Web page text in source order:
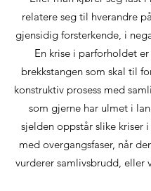
relatere seg til hverandre
gjensidig forsterkende, i
En krise i parforholdet
brekkstangen som skal til
konstruktiv prosess med
som gjerne har ulmet i
sjelden oppstår slike kriser
med overgangsfaser, når
vurderer samlivsbrudd, eller